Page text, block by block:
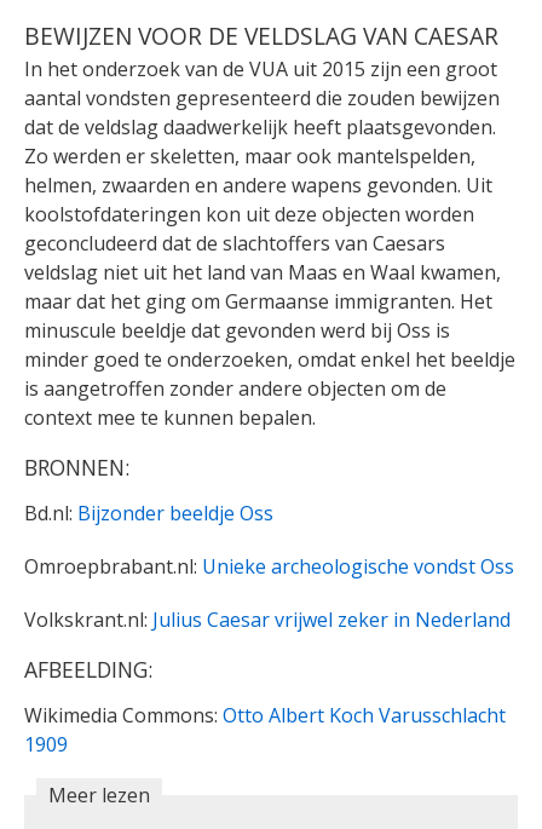
BEWIJZEN VOOR DE VELDSLAG VAN CAESAR
In het onderzoek van de VUA uit 2015 zijn een groot
aantal vondsten gepresenteerd die zouden bewijzen
dat de veldslag daadwerkelijk heeft plaatsgevonden.
Zo werden er skeletten, maar ook mantelspelden,
helmen, zwaarden en andere wapens gevonden. Uit
koolstofdateringen kon uit deze objecten worden
geconcludeerd dat de slachtoffers van Caesars
veldslag niet uit het land van Maas en Waal kwamen,
maar dat het ging om Germaanse immigranten. Het
minuscule beeldje dat gevonden werd bij Oss is
minder goed te onderzoeken, omdat enkel het beeldje
is aangetroffen zonder andere objecten om de
context mee te kunnen bepalen.
BRONNEN:
Bd.nl: Bijzonder beeldje Oss
Omroepbrabant.nl: Unieke archeologische vondst Oss
Volkskrant.nl: Julius Caesar vrijwel zeker in Nederland
AFBEELDING:
Wikimedia Commons: Otto Albert Koch Varusschlacht
1909
Meer lezen